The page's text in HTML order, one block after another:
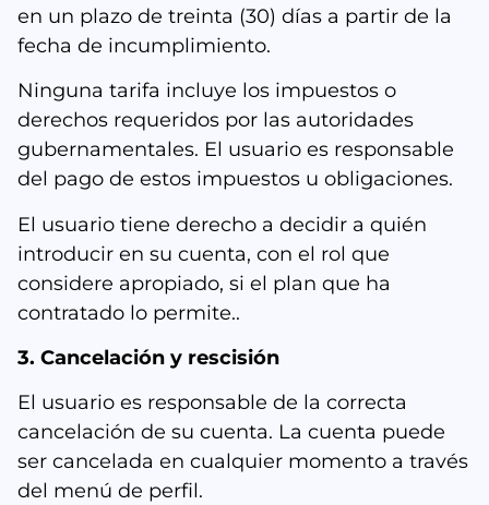
en un plazo de treinta (30) días a partir de la
fecha de incumplimiento.
Ninguna tarifa incluye los impuestos o
derechos requeridos por las autoridades
gubernamentales. El usuario es responsable
del pago de estos impuestos u obligaciones.
El usuario tiene derecho a decidir a quién
introducir en su cuenta, con el rol que
considere apropiado, si el plan que ha
contratado lo permite..
3. Cancelación y rescisión
El usuario es responsable de la correcta
cancelación de su cuenta. La cuenta puede
ser cancelada en cualquier momento a través
del menú de perfil.